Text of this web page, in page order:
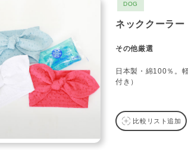
DOG
ネッククーラ
その他厳選
日本製・綿100％。
付き）
比較リスト追加